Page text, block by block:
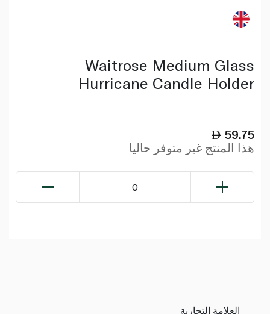
Waitrose Medium Glass
Hurricane Candle Holder
59.75
هذا المنتج غير متوفر حاليا
0
العلامة التجارية